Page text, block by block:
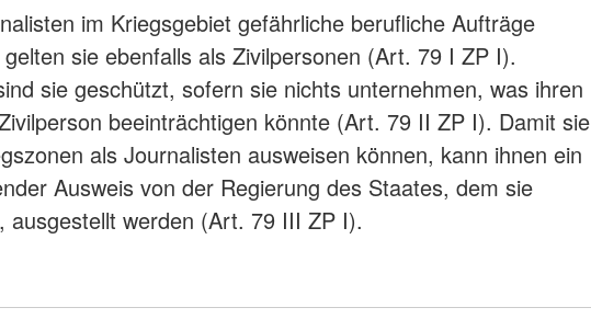
im Kriegsgebiet gefährliche berufliche Aufträge
sie ebenfalls als Zivilpersonen (Art. 79 I ZP I).
sie geschützt, sofern sie nichts unternehmen, was ihren
beeinträchtigen könnte (Art. 79 II ZP I). Damit sie
als Journalisten ausweisen können, kann ihnen ein
Ausweis von der Regierung des Staates, dem sie
ausgestellt werden (Art. 79 III ZP I).